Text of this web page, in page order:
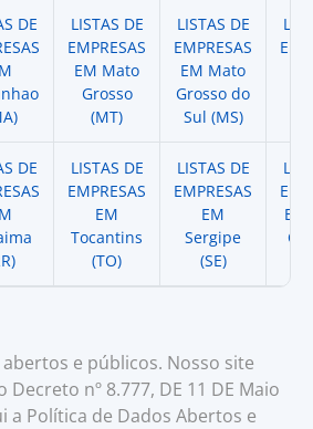
DE
LISTAS DE
EMPRESAS
EM Mato
Grosso
(MT)
LISTAS DE
EMPRESAS
EM Mato
Grosso do
Sul (MS)
DE
LISTAS DE
EMPRESAS
EM
Tocantins
(TO)
LISTAS DE
EMPRESAS
EM
Sergipe
(SE)
EM
abertos e públicos. Nosso site
nº 8.777, DE 11 DE Maio
a Política de Dados Abertos e